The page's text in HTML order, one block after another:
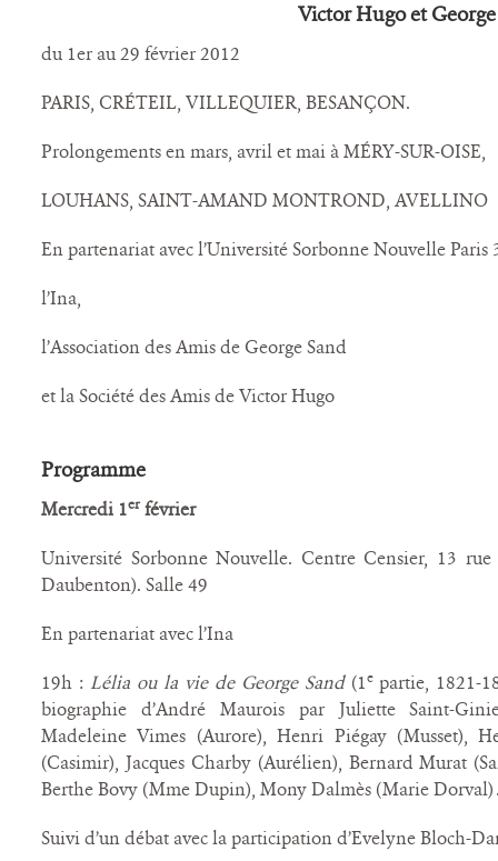
Victor Hugoet
du 1er au 29 février 2012
PARIS, CRÉTEIL, VILLEQUIER, BESANÇON.
Prolongements en mars, avril et mai à MÉRY-SUR-OISE,
LOUHANS, SAINT-AMAND MONTROND, AVELLINO
En partenariat avec l’Université Sorbonne Nouvelle Paris
l’Ina,
l’Association des Amis de George Sand
et la Société des Amis de Victor Hugo
Programme
Mercredi 1er février
Université Sorbonne Nouvelle. Centre Censier, 13 rue
Daubenton). Salle 49
En partenariat avec l’Ina
19h : Lélia ou la vie de George Sand(1epartie, 1821-
biographie d’André Maurois par Juliette Saint-
Madeleine Vimes (Aurore), Henri Piégay (Musset),
(Casimir), Jacques Charby (Aurélien), Bernard Murat
Berthe Bovy (Mme Dupin), Mony Dalmès (Marie Dorval)
Suivi d’un débat avec la participation d’Evelyne Bloch-